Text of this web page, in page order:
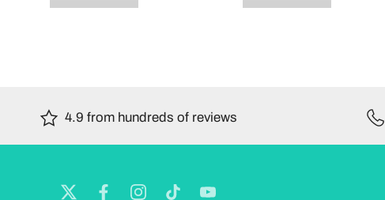
4.9 from hundreds of reviews